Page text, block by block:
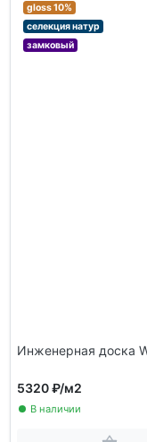
gloss 10%
селекция натур
замковый
Инженерная доска
5320 ₽/м2
В наличии